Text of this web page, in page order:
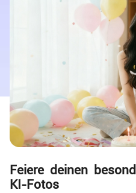
Feiere deinen
KI-Fotos